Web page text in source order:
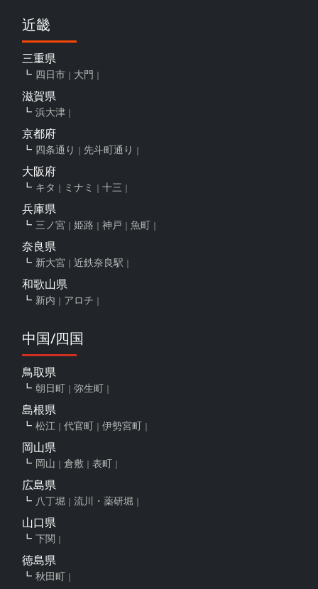
近畿
三重県
四日市 大門
滋賀県
浜大津
京都府
四条通り 先斗町通り
大阪府
キタ ミナミ 十三
兵庫県
三ノ宮 姫路 神戸 魚町
奈良県
新大宮 近鉄奈良駅
和歌山県
新内 アロチ
中国/四国
鳥取県
朝日町 弥生町
島根県
松江 代官町 伊勢宮町
岡山県
岡山 倉敷 表町
広島県
八丁堀 流川・薬研堀
山口県
下関
徳島県
秋田町